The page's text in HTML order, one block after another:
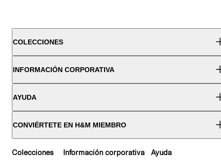
COLECCIONES
INFORMACIÓN CORPORATIVA
AYUDA
CONVIÉRTETE EN H&M MIEMBRO
Colecciones Información corporativa Ayuda